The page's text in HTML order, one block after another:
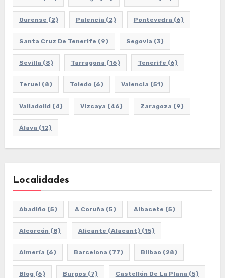
Ourense (2) Palencia (2) Pontevedra (6)
Santa Cruz De Tenerife (9) Segovia (3)
Sevilla (8) Tarragona (16) Tenerife (6)
Teruel (8) Toledo (6) Valencia (51)
Valladolid (4) Vizcaya (46) Zaragoza (9)
Álava (12)
Localidades
Abadiño (5) A Coruña (5) Albacete (5)
Alcorcón (8) Alicante (Alacant) (15)
Almería (6) Barcelona (77) Bilbao (28)
Blog (6) Burgos (7) Castellón De La Plana (5)